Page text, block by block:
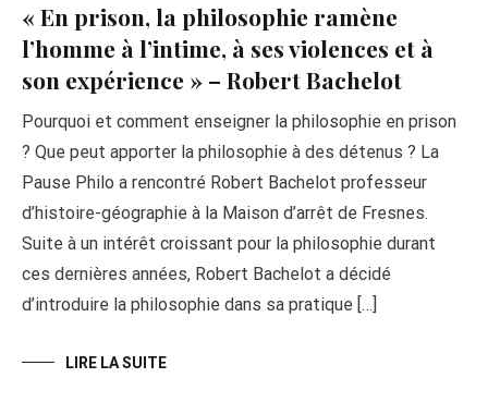
« En prison, la philosophie ramène
l’homme à l’intime, à ses violences et à
son expérience » – Robert Bachelot
Pourquoi et comment enseigner la philosophie en prison
? Que peut apporter la philosophie à des détenus ? La
Pause Philo a rencontré Robert Bachelot professeur
d’histoire-géographie à la Maison d’arrêt de Fresnes.
Suite à un intérêt croissant pour la philosophie durant
ces dernières années, Robert Bachelot a décidé
d’introduire la philosophie dans sa pratique […]
LIRE LA SUITE